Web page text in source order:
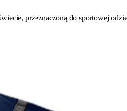
przeznaczoną do sportowej